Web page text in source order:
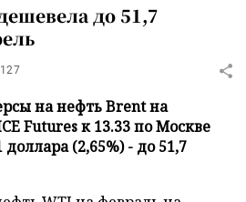
до 51,7
127
на нефть Brent на
Futures к 13.33 по Москве
(2,65%) - до 51,7